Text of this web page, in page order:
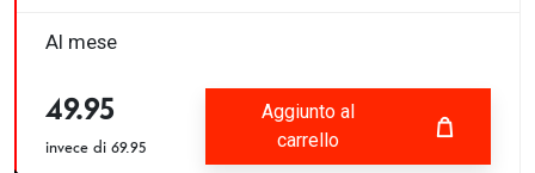
Al mese
49.95
invece di 69.95
Aggiunto al
carrello